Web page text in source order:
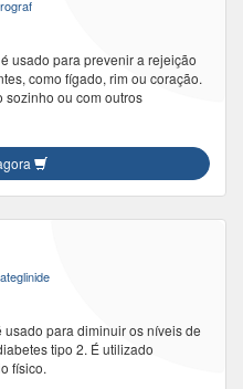
usado para prevenir a rejeição
como fígado, rim ou coração.
sozinho ou com outros
usado para diminuir os níveis de
tipo 2. É utilizado
físico.